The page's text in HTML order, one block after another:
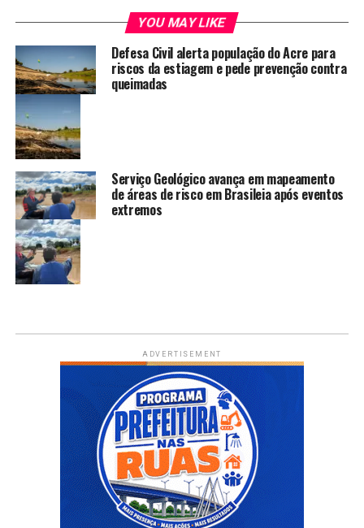
YOU MAY LIKE
Defesa Civil alerta população do Acre para
riscos da estiagem e pede prevenção contra
queimadas
Serviço Geológico avança em mapeamento
de áreas de risco em Brasileia após eventos
extremos
ADVERTISEMENT